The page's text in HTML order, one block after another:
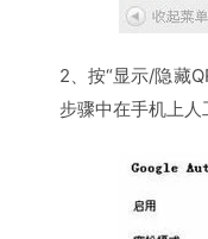
2、按“显示/隐藏
步骤中在手机上人